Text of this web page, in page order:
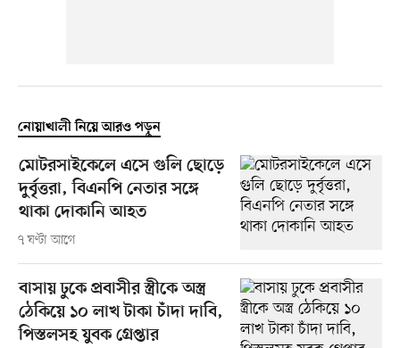
নোয়াখালী নিয়ে আরও পড়ুন
মোটরসাইকেলে এসে গুলি ছোড়ে
দুর্বৃত্তরা, বিএনপি নেতার সঙ্গে
থাকা দোকানি আহত
৭ ঘণ্টা আগে
বাসায় ঢুকে প্রবাসীর স্ত্রীকে অস্ত্র
ঠেকিয়ে ১০ লাখ টাকা চাঁদা দাবি,
পিস্তলসহ যুবক গ্রেপ্তার